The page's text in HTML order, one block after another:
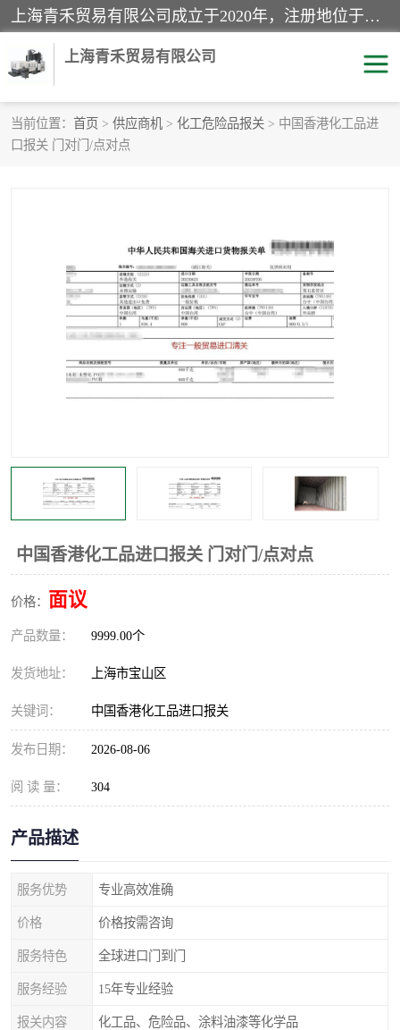
上海青禾贸易有限公司成立于2020年，注册地位于上海市宝山区。经营范围包括：机械设备、五金制品、劳防用品、电子产品、塑胶制品、家具、模具、纺织品、仪器仪表、建筑材料、装饰材料、化工产品、金属制品、机车配件等货物进出口报关、清关服务。
上海青禾贸易有限公司
当前位置： 首页 > 供应商机 > 化工危险品报关 > 中国香港化工品进
口报关 门对门/点对点
中国香港化工品进口报关 门对门/点对点
价格： 面议
产品数量： 9999.00个
发货地址： 上海市宝山区
关键词： 中国香港化工品进口报关
发布日期： 2026-08-06
阅 读 量： 304
产品描述
服务优势 专业高效准确
价格 价格按需咨询
服务特色 全球进口门到门
服务经验 15年专业经验
报关内容 化工品、危险品、涂料油漆等化学品
酒类饮料报关
进口杂货清关
家用电器报关 机床进口清关
国际灯具清关